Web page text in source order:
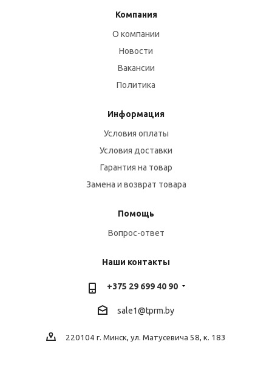
Компания
О компании
Новости
Вакансии
Политика
Информация
Условия оплаты
Условия доставки
Гарантия на товар
Замена и возврат товара
Помощь
Вопрос-ответ
Наши контакты
+375 29 699 40 90
sale1@tprm.by
220104 г. Минск, ул. Матусевича 58, к. 183